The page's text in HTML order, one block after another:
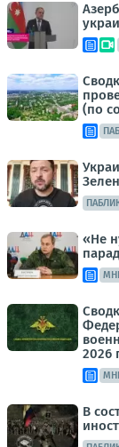
(по
«Не
2026
В